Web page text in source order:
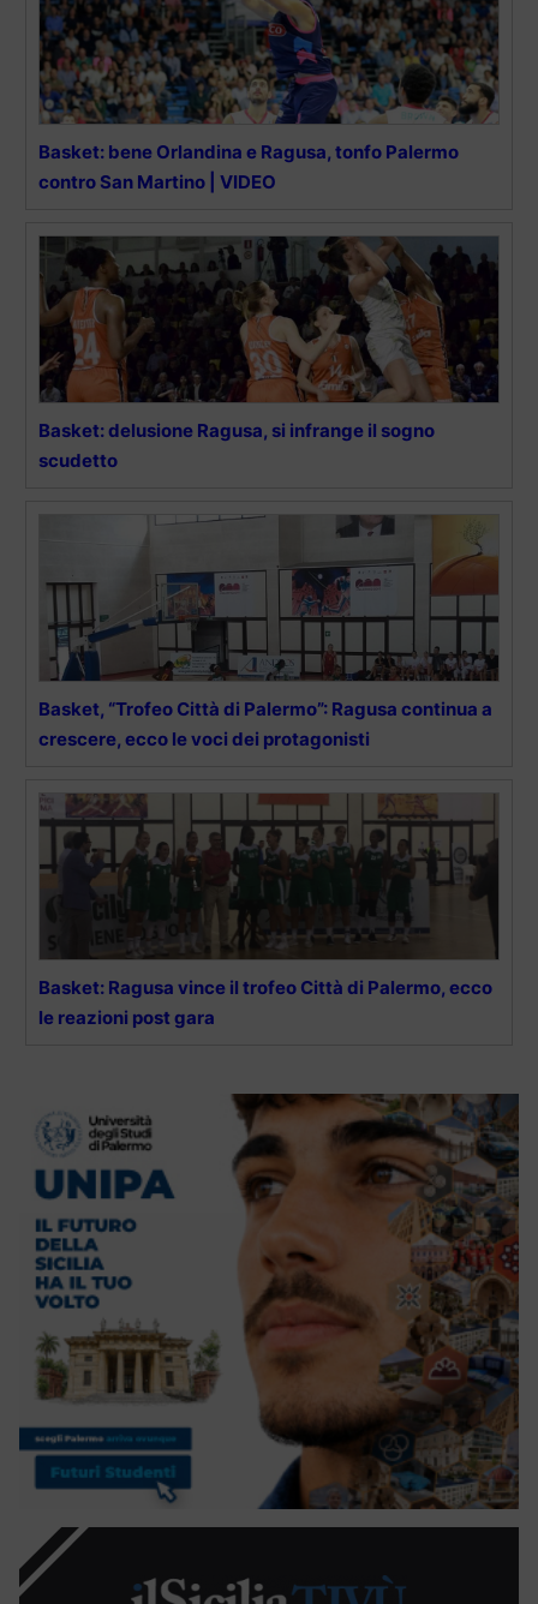
Basket: bene Orlandina e Ragusa, tonfo Palermo
contro San Martino | VIDEO
Basket: delusione Ragusa, si infrange il sogno
scudetto
Basket, “Trofeo Città di Palermo”: Ragusa continua a
crescere, ecco le voci dei protagonisti
Basket: Ragusa vince il trofeo Città di Palermo, ecco
le reazioni post gara